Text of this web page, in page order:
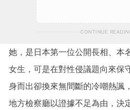
CONTINUE
她，是日本第一位公開長相、本
女生，可是在對性侵議題向來保
身而出卻換來無間斷的冷嘲熱諷
地方檢察廳以證據不足為由，決